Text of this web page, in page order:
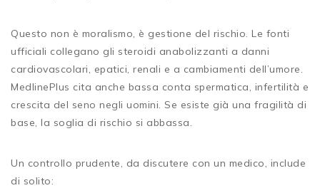
Questo non è moralismo, è gestione del rischio. Le fonti
ufficiali collegano gli steroidi anabolizzanti a danni
cardiovascolari, epatici, renali e a cambiamenti dell’umore.
MedlinePlus cita anche bassa conta spermatica, infertilità e
crescita del seno negli uomini. Se esiste già una fragilità di
base, la soglia di rischio si abbassa.
Un controllo prudente, da discutere con un medico, include
di solito: